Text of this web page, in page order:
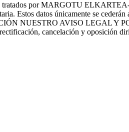
tratados por MARGOTU
Estos datos únicamente se cederán
NUESTRO AVISO LEGAL
cancelación y oposición